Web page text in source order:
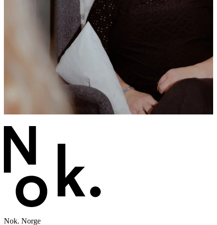
9 av 10 har fått det bedre etter kontakt med et Nok.-
Nok. Norge